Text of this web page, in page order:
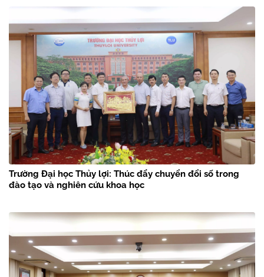
Trường Đại học Thủy lợi: Thúc đẩy chuyển đổi số trong
đào tạo và nghiên cứu khoa học